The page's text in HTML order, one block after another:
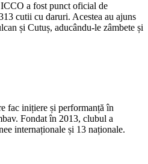
a fost punct oficial de
cutii cu daruri. Acestea au ajuns
și Cutuș, aducându-le zâmbete și
fac inițiere și performanță în
Fondat în 2013, clubul a
internaționale și 13 naționale.